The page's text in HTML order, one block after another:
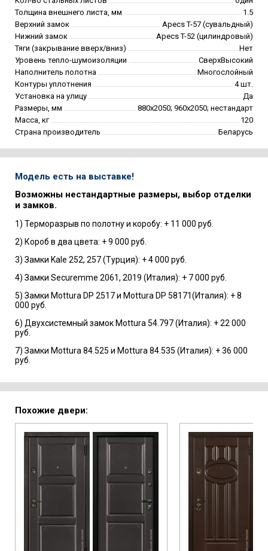
Толщина внешнего листа, мм
1.5
Верхний замок
Apecs T-57 (сувальдный)
Нижний замок
Apecs T-52 (цилиндровый)
Тяги (закрывание вверх/вниз)
Нет
Уровень тепло-шумоизоляции
СверхВысокий
Наполнитель полотна
Многослойный
Контуры уплотнения
4 шт.
Установка на улицу
Да
Размеры, мм
880х2050; 960х2050; нестандарт
Масса, кг
120
Страна производитель
Беларусь
Модель есть на выставке!
Возможны нестандартные размеры, выбор отделки
и замков.
1) Терморазрыв по полотну и коробу: + 11 000 руб.
2) Короб в два цвета: + 9 000 руб.
3) Замки Kale 252, 257 (Турция): + 4 000 руб.
4) Замки Securemme 2061, 2019 (Италия): + 7 000 руб.
5) Замки Mottura DP 2517 и Mottura DP 58171(Италия): + 8
000 руб.
6) Двухсистемный замок Mottura 54.797 (Италия): + 22 000
руб.
7) Замки Mottura 84.525 и Mottura 84.535 (Италия): + 36 000
руб.
Похожие двери: